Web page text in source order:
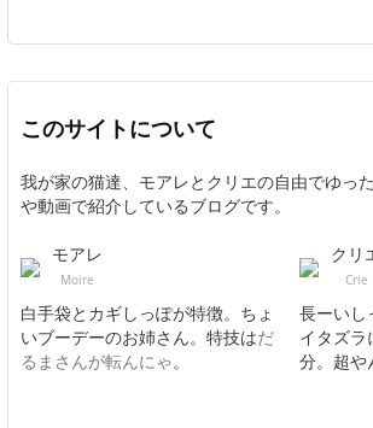
このサイトについて
我が家の猫達、モアレとクリエの自由でゆっ
や動画で紹介しているブログです。
モアレ
Moire
白手袋とカギしっぽが特徴。ちょ
いブーデーのお姉さん。特技はだ
るまさんが転んにゃ。
クリ
Crie
長ーいし
イタズラ
分。超や